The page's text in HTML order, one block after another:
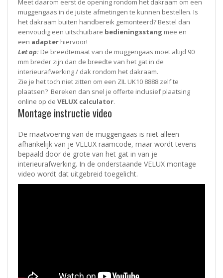
Meet daarom eerst de opening rondom het dakraam om een
muggengaas in de juiste afmetingen te kunnen bestellen. Is
het dakraam buiten handbereik gemonteerd? Bestel dan
eenvoudig een uitschuibare bedieningsstang mee en
een adapter hiervoor!
Let op: De breedtemaat van de muggengaas moet altijd 90
mm breder zijn dan de breedte van het gat in de
interieurafwerking / dak rondom het dakraam.
Zie je het toch niet zitten om een ZIL UK10 8888 zelf te
plaatsen? Bereken dan snel je offerte inclusief plaatsing
online op de VELUX calculator.
Montage instructie video
De maatvoering van de muggengaas is niet alleen
afhankelijk van je VELUX raamcode, maar wordt tevens
bepaald door de grote van het gat in van je
interieurafwerking. In de onderstaande VELUX montage
video wordt dat uitgebreid toegelicht.